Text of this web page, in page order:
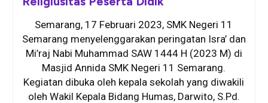
Semarang, 17 Februari 2023, SMK Negeri 11
Semarang menyelenggarakan peringatan Isra’ dan
Mi’raj Nabi Muhammad SAW 1444 H (2023 M) di
Masjid Annida SMK Negeri 11 Semarang.
Kegiatan dibuka oleh kepala sekolah yang diwakili
oleh Wakil Kepala Bidang Humas, Darwito, S.Pd.